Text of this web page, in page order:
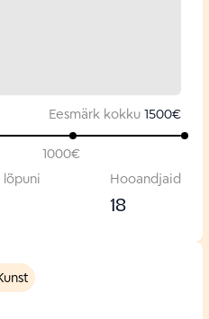
Eesmärk kokku 1500€
1000€
lõpuni Hooandjaid
18